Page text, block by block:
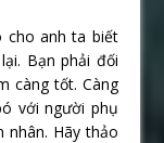
cho anh ta biết
Bạn phải đối
càng tốt. Càng
với người phụ
nhân. Hãy thảo